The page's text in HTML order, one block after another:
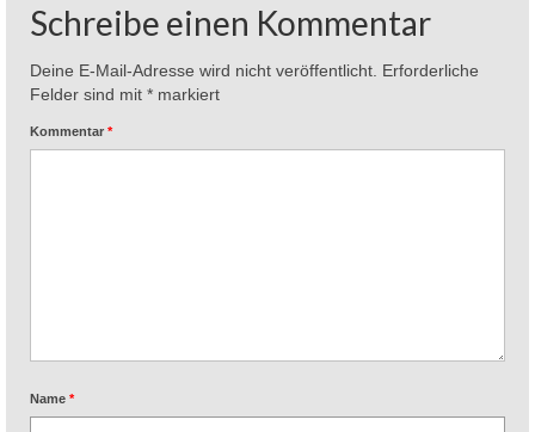
Schreibe einen Kommentar
Deine E-Mail-Adresse wird nicht veröffentlicht. Erforderliche
Felder sind mit * markiert
Kommentar *
Name *